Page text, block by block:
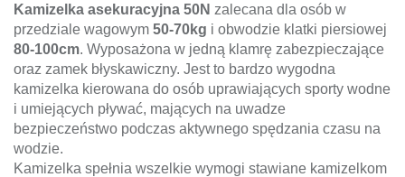
Kamizelka asekuracyjna 50N zalecana dla osób w
przedziale wagowym 50-70kg i obwodzie klatki piersiowej
80-100cm. Wyposażona w jedną klamrę zabezpieczające
oraz zamek błyskawiczny. Jest to bardzo wygodna
kamizelka kierowana do osób uprawiających sporty wodne
i umiejących pływać, mających na uwadze
bezpieczeństwo podczas aktywnego spędzania czasu na
wodzie.
Kamizelka spełnia wszelkie wymogi stawiane kamizelkom